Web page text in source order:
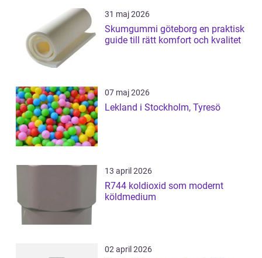
31 maj 2026
Skumgummi göteborg en praktisk
guide till rätt komfort och kvalitet
07 maj 2026
Lekland i Stockholm, Tyresö
13 april 2026
R744 koldioxid som modernt
köldmedium
02 april 2026